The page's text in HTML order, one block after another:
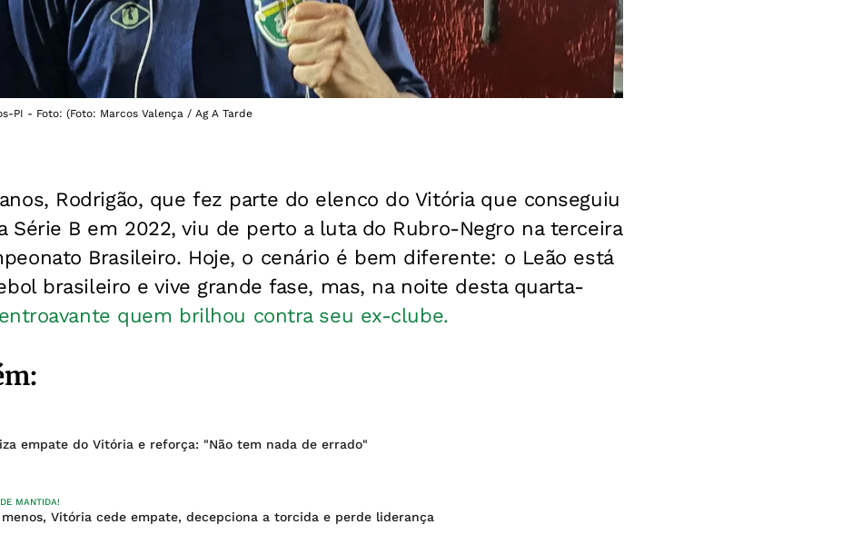
PI - Foto: (Foto: Marcos Valença / Ag A Tarde
Rodrigão, que fez parte do elenco do Vitória que conseguiu
Série B em 2022, viu de perto a luta do Rubro-Negro na terceira
Brasileiro. Hoje, o cenário é bem diferente: o Leão está
brasileiro e vive grande fase, mas, na noite desta quarta-
quem brilhou contra seu ex-clube.
empate do Vitória e reforça: "Não tem nada de errado"
MANTIDA!
Vitória cede empate, decepciona a torcida e perde liderança